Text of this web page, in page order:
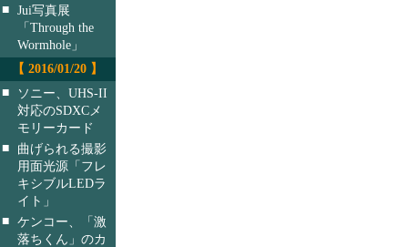
■ Jui写真展
「Through the
Wormhole」
【 2016/01/20 】
■
ソニー、UHS-II
対応のSDXCメ
モリーカード
■
曲げられる撮影
用面光源「フレ
キシブルLEDラ
イト」
■ ケンコー、「激
落ちくん」のカ